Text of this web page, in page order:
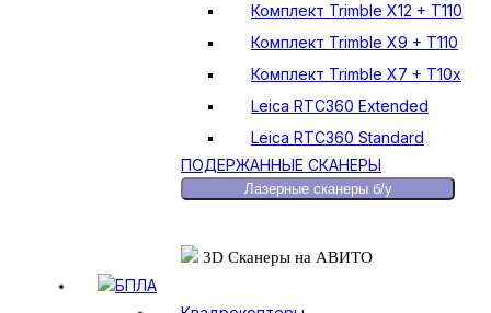
Комплект Trimble X12 + T110
Комплект Trimble X9 + T110
Комплект Trimble X7 + T10x
Leica RTC360 Extended
Leica RTC360 Standard
ПОДЕРЖАННЫЕ СКАНЕРЫ
Лазерные сканеры б/у
3D Сканеры на АВИТО
БПЛА